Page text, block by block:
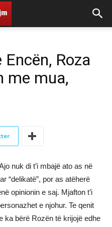
Roza
me mua,
nuk di t’i mbajë ato as në
“delikatë”, por as atëherë
opinionin e saj. Mjafton t’i
e njohur. Te qenit
ka bërë Rozën të krijojë edhe